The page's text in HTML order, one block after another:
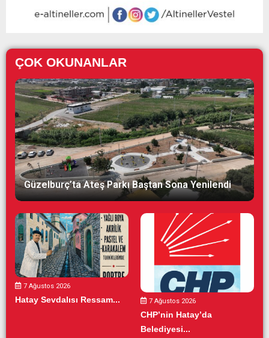
ÇOK OKUNANLAR
Güzelburç’ta Ateş Parkı Baştan Sona Yenilendi
7 Ağustos 2026
Hatay Sevdalısı Ressam... 7 Ağustos 2026
CHP’nin Hatay’da
Belediyesi...